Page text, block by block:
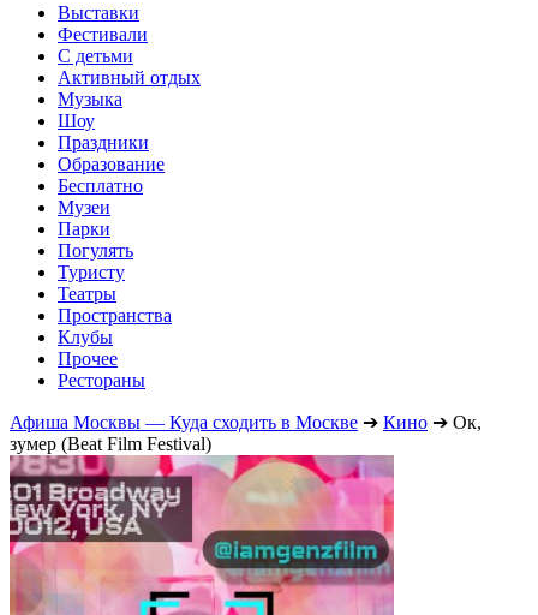
Выставки
Фестивали
С детьми
Активный отдых
Музыка
Шоу
Праздники
Образование
Бесплатно
Музеи
Парки
Погулять
Туристу
Театры
Пространства
Клубы
Прочее
Рестораны
Афиша Москвы — Куда сходить в Москве ➔ Кино ➔ Ок,
зумер (Beat Film Festival)